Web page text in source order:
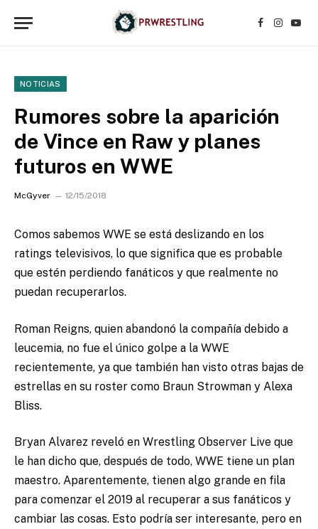
Facebook
NOTICIAS
Rumores sobre la aparición
de Vince en Raw y planes
futuros en WWE
McGyver 12/15/2018
Comos sabemos WWE se está deslizando en los
ratings televisivos, lo que significa que es probable
que estén perdiendo fanáticos y que realmente no
puedan recuperarlos.
Roman Reigns, quien abandonó la compañía debido a
leucemia, no fue el único golpe a la WWE
recientemente, ya que también han visto otras bajas de
estrellas en su roster como Braun Strowman y Alexa
Bliss.
Bryan Alvarez reveló en Wrestling Observer Live que
le han dicho que, después de todo, WWE tiene un plan
maestro. Aparentemente, tienen algo grande en fila
para comenzar el 2019 al recuperar a sus fanáticos y
cambiar las cosas. Esto podría ser interesante, pero en